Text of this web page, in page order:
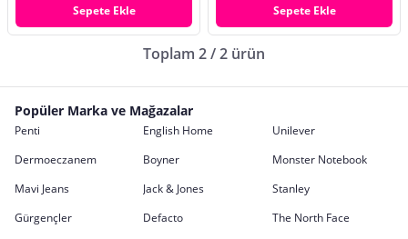
Sepete Ekle Sepete Ekle
Toplam 2 / 2 ürün
Popüler Marka ve Mağazalar
Penti English Home
Unilever
Dermoeczanem
Boyner
Monster Notebook
Mavi Jeans
Jack & Jones
Stanley
Gürgençler
Defacto
The North Face